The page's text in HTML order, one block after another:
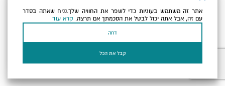
כתובת הדוא"ל שלך
אני מאשר/ת שקראתי ומסכים/הלמדיניות הפרטיות ולמדיניות
אתר זה משתמש בעוגיות כדי לשפר את החוויה שלך.נניח שאתה בסדר
עם זה, אבל אתה יכול לבטל את הסכמתך אם תרצה. קרא עוד
דחה
קבל את הכל